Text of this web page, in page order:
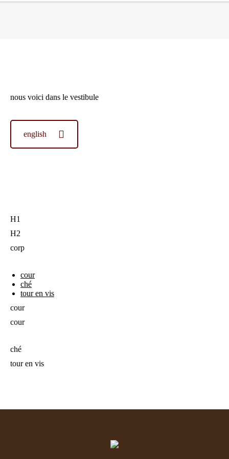
nous voici dans le vestibule
english
H1
H2
corp
cour
ché
tour en vis
cour
cour
ché
tour en vis